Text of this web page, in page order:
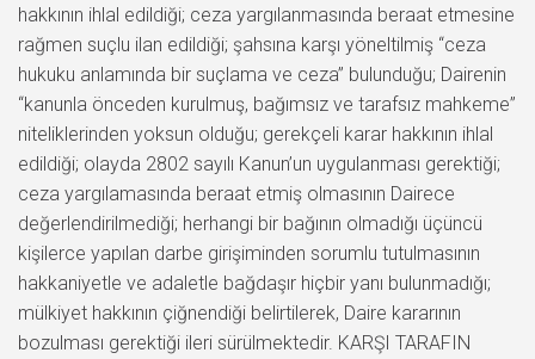
hakkının ihlal edildiği; ceza yargılanmasında beraat etmesine
rağmen suçlu ilan edildiği; şahsına karşı yöneltilmiş “ceza
hukuku anlamında bir suçlama ve ceza” bulunduğu; Dairenin
“kanunla önceden kurulmuş, bağımsız ve tarafsız mahkeme”
niteliklerinden yoksun olduğu; gerekçeli karar hakkının ihlal
edildiği; olayda 2802 sayılı Kanun’un uygulanması gerektiği;
ceza yargılamasında beraat etmiş olmasının Dairece
değerlendirilmediği; herhangi bir bağının olmadığı üçüncü
kişilerce yapılan darbe girişiminden sorumlu tutulmasının
hakkaniyetle ve adaletle bağdaşır hiçbir yanı bulunmadığı;
mülkiyet hakkının çiğnendiği belirtilerek, Daire kararının
bozulması gerektiği ileri sürülmektedir. KARŞI TARAFIN